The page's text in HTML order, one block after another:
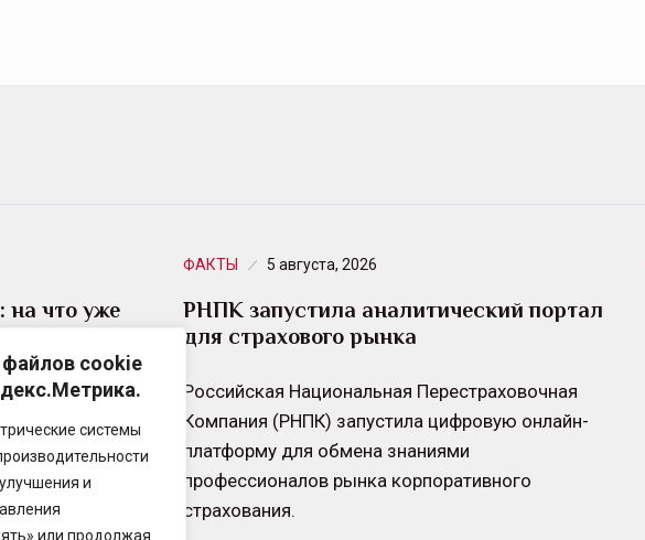
файлов cookie
системы
и
или продолжая
на что уже
переведено
Этот
всё
ФАКТЫ 5 августа, 2026
РНПК запустила аналитический портал
для страхового рынка
Российская Национальная Перестраховочная
Компания (РНПК) запустила цифровую онлайн-
платформу для обмена знаниями
профессионалов рынка корпоративного
страхования.